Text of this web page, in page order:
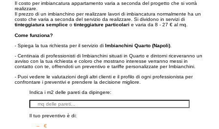
Il costo per imbiancatura appartamento varia a seconda del progetto che si vorrà
realizzare.
Il prezzo di un imbianchino per realizzare lavori di imbiancatura normalmente ha un
costo che varia a seconda del servizio da realizzare. Si dividono in servizi di
tinteggiatura semplice o tinteggiature particolari e varia da 8 - 27 € al mq.
Come funziona?
- Spiega la tua richiesta per il servizio di Imbianchini Quarto (Napoli)
- Centinaia di professionisti di Imbianchini situati in Quarto e dintorni riceveranno un
avviso con la tua richiesta e coloro che mostrano interesse verranno messi in
contatto con te, offrendoti un preventivo e tariffe personalizzate per Imbianchini.
- Puoi vedere le valutazioni degli altri clienti e il profilo di ogni professionista per
confrontare i preventivi e prendere la decisione migliore.
Indica i m2 delle pareti da dipingere:
Il tuo preventivo è di:
– €